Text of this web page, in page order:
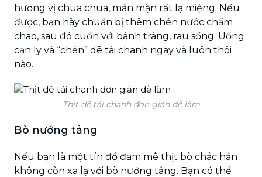
hương vị chua chua, mằn mặn rất lạ miệng. Nếu
được, bạn hãy chuẩn bị thêm chén nước chấm
chao, sau đó cuốn với bánh tráng, rau sống. Uống
cạn ly và “chén” dê tái chanh ngay và luôn thôi
nào.
Thịt dê tái chanh đơn giản dễ làm
Bò nướng tảng
Nếu bạn là một tín đồ đam mê thịt bò chắc hẳn
không còn xa lạ với bò nướng tảng. Bạn có thể